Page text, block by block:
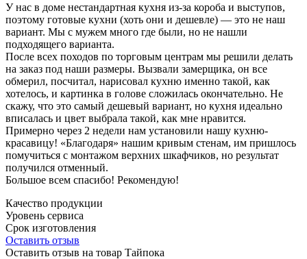
У нас в доме нестандартная кухня из-за короба и выступов,
поэтому готовые кухни (хоть они и дешевле) — это не наш
вариант. Мы с мужем много где были, но не нашли
подходящего варианта.
После всех походов по торговым центрам мы решили делать
на заказ под наши размеры. Вызвали замерщика, он все
обмерил, посчитал, нарисовал кухню именно такой, как
хотелось, и картинка в голове сложилась окончательно. Не
скажу, что это самый дешевый вариант, но кухня идеально
вписалась и цвет выбрала такой, как мне нравится.
Примерно через 2 недели нам установили нашу кухню-
красавицу! «Благодаря» нашим кривым стенам, им пришлось
помучиться с монтажом верхних шкафчиков, но результат
получился отменный.
Большое всем спасибо! Рекомендую!
Качество продукции
Уровень сервиса
Срок изготовления
Оставить отзыв
Оставить отзыв на товар Тайпока